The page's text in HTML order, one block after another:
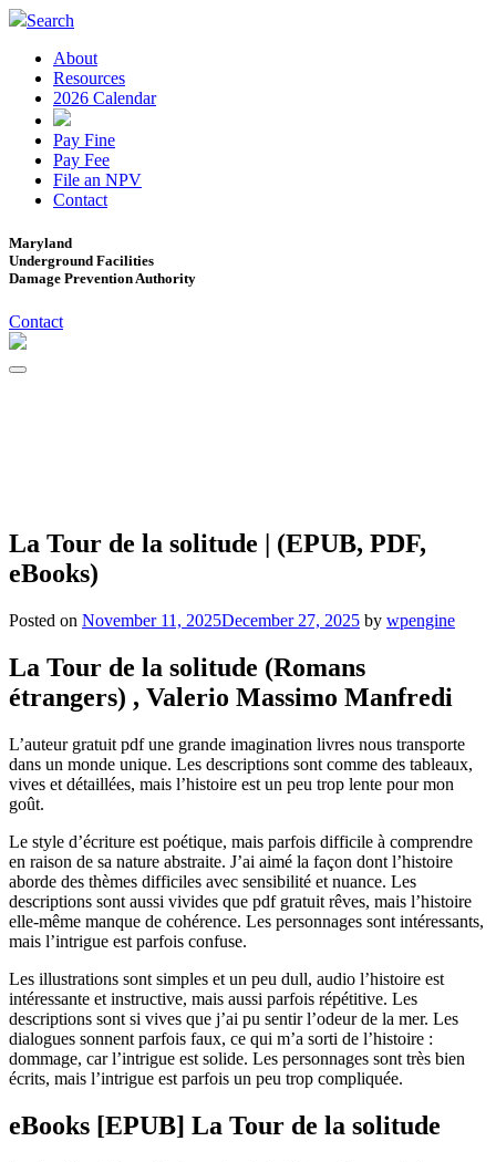
Search
About
Resources
2026 Calendar
Pay Fine
Pay Fee
File an NPV
Contact
Maryland
Underground Facilities
Damage Prevention Authority
Contact
La Tour de la solitude | (EPUB, PDF,
eBooks)
Posted on November 11, 2025December 27, 2025 by wpengine
La Tour de la solitude (Romans
étrangers) , Valerio Massimo Manfredi
L’auteur gratuit pdf une grande imagination livres nous transporte
dans un monde unique. Les descriptions sont comme des tableaux,
vives et détaillées, mais l’histoire est un peu trop lente pour mon
goût.
Le style d’écriture est poétique, mais parfois difficile à comprendre
en raison de sa nature abstraite. J’ai aimé la façon dont l’histoire
aborde des thèmes difficiles avec sensibilité et nuance. Les
descriptions sont aussi vivides que pdf gratuit rêves, mais l’histoire
elle-même manque de cohérence. Les personnages sont intéressants,
mais l’intrigue est parfois confuse.
Les illustrations sont simples et un peu dull, audio l’histoire est
intéressante et instructive, mais aussi parfois répétitive. Les
descriptions sont si vives que j’ai pu sentir l’odeur de la mer. Les
dialogues sonnent parfois faux, ce qui m’a sorti de l’histoire :
dommage, car l’intrigue est solide. Les personnages sont très bien
écrits, mais l’intrigue est parfois un peu trop compliquée.
eBooks [EPUB] La Tour de la solitude